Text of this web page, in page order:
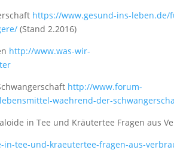
https://www.gesund-ins-leben.de/
(Stand 2.2016)
http://www.was-wir-
http://www.forum-
waehrend-der-
in Tee und Kräutertee Fragen aus
tee-und-kraeutertee-fragen-aus-